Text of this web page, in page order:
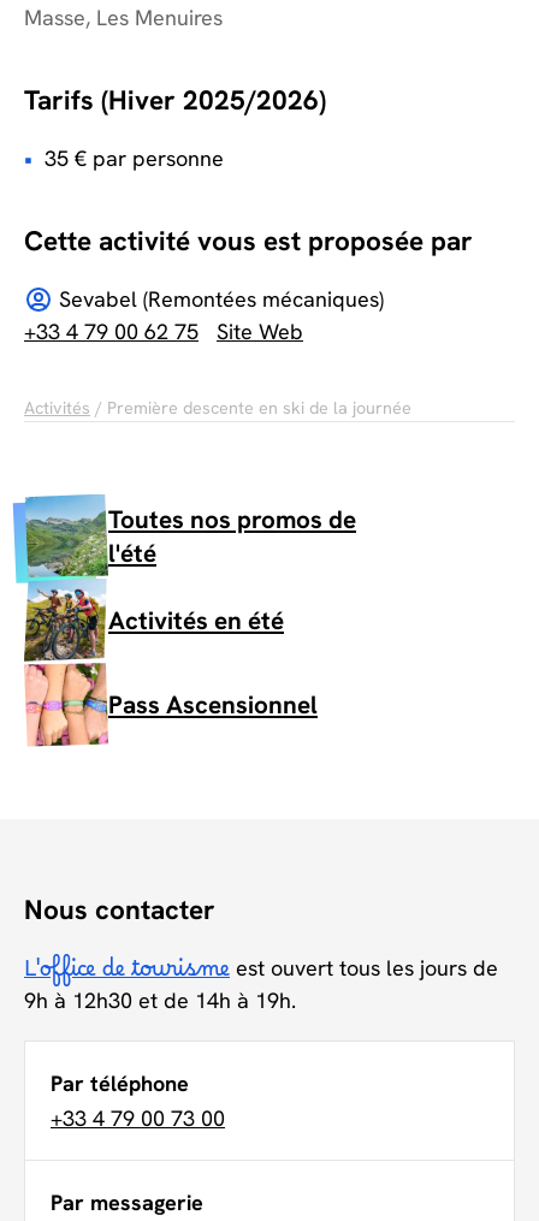
Masse, Les Menuires
Tarifs (Hiver 2025/2026)
35 € par personne
Cette activité vous est proposée par
Sevabel (Remontées mécaniques)
+33 4 79 00 62 75
Site Web
Activités / Première descente en ski de la journée
Toutes nos promos de
l'été
Activités en été
Pass Ascensionnel
Nous contacter
L'office de tourisme est ouvert tous les jours de
9h à 12h30 et de 14h à 19h.
Par téléphone
+33 4 79 00 73 00
Par messagerie